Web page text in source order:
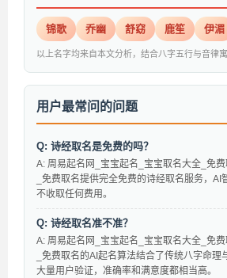
锦歌 乔幽 舒窈 鹿笙 伊湄
以上名字均来自本文分析，结合八字五行与音律寓
用户最常问的问题
Q: 诗经取名是免费的吗？
A: 周易起名网_宝宝起名_宝宝取名大全_免
_免费取名提供完全免费的诗经取名服务，AI
不收取任何费用。
Q: 诗经取名准不准？
A: 周易起名网_宝宝起名_宝宝取名大全_免
_免费取名的AI起名算法结合了传统八字命
大量用户验证，准确率和满意度都相当高。